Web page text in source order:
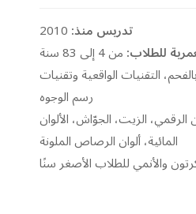
تدريس منذ:
للطلاب:من 4 إلى 83 سنة
التقنيات الواقعية وتقنيات
رسم الوجوه
الرقمي، الزيت، الجوّاش، الألوان
المائية، ألوان الرصاص الملونة
والأنمي للطلاب الأصغر سنًا